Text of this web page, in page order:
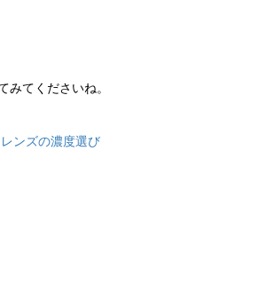
みてくださいね。
ンズの濃度選び